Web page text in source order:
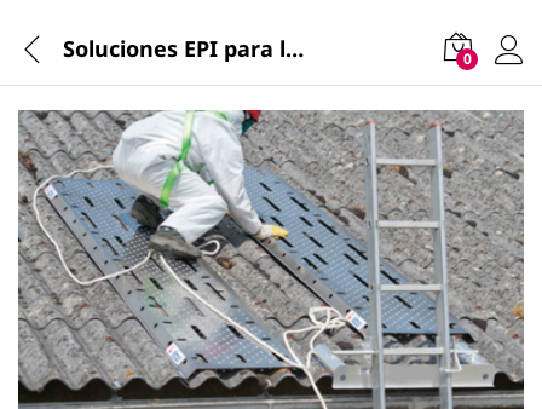
Soluciones EPI para la industria: ¿Qué es un EPI y por qué es fundamental en el lugar de trabajo? 0